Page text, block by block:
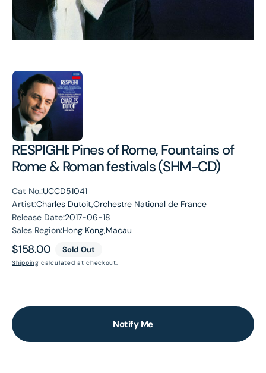
RESPIGHI: Pines of Rome, Fountains of
Rome & Roman festivals (SHM-CD)
Cat No.:UCCD51041
Artist:Charles Dutoit,Orchestre National de France
Release Date:2017-06-18
Sales Region:Hong Kong,Macau
Regular
price
$158.00 Sold Out
Shipping calculated at checkout.
Notify Me